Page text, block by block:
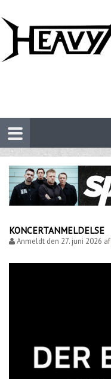
KONCERTANMELDELSE
Anmeldt den 27. juni 2026 af